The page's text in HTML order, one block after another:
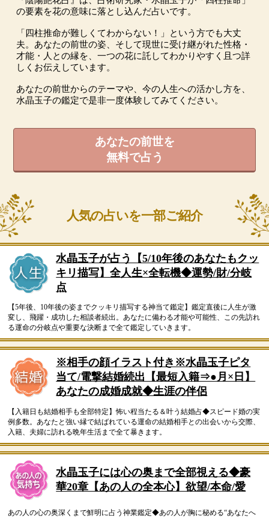
の要素を花の意味に落とし込んだ占いです。
「四柱推命が難しくてわからない！」という方でも大丈
夫。あなたの前世の姿、そして現世に受け継がれた性格・
才能・人との縁を、一つの花に託してわかりやすく且つ詳
しくお伝えしています。
あなたの前世からのテーマや、今の人生への活かし方を、
水晶玉子の鑑定で是非一度体験してみてください。
あなたの前世を
無料で占う
人気の占いを一部ご紹介
水晶玉子が占う【5/10年後のあなたもクッ
キリ描写】全人生×全転機◆運勢/財/分岐
点
【5年後、10年後の姿までクッキリ描写する神当て鑑定】鑑定直後に人生が激
変し、飛躍・成功した相談者続出。あなたに備わる才能や可能性、この先訪れ
る運命の分岐点や重要な決断まで全て鑑定していきます。
※相手の顔イラスト付き※水晶玉子ピタ
当て/電撃結婚続出【最短入籍⇒●月×日】
あなたの成婚成就◆生涯の伴侶
【入籍日も結婚相手も全部特定】怖い程当たる＆叶う結婚占◆スピード婚の実
例多数。あなたと強い縁で結ばれている運命の結婚相手との出会いから交際、
入籍、夫婦に訪れる晩年生活まで全て暴きます。
水晶玉子には心の奥まで全部視える◆豪
華20章【あの人の全本心】欲望/本命/愛
あの人の心の奥深くまで鮮明に占う神業鑑定◆あの人が胸に秘める“あなたへ